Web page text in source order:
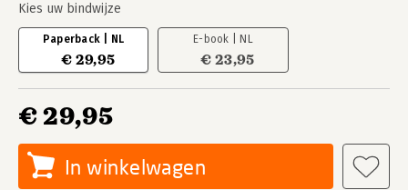
Kies uw bindwijze
Paperback | NL
€ 29,95
E-book | NL
€ 23,95
€ 29,95
In winkelwagen